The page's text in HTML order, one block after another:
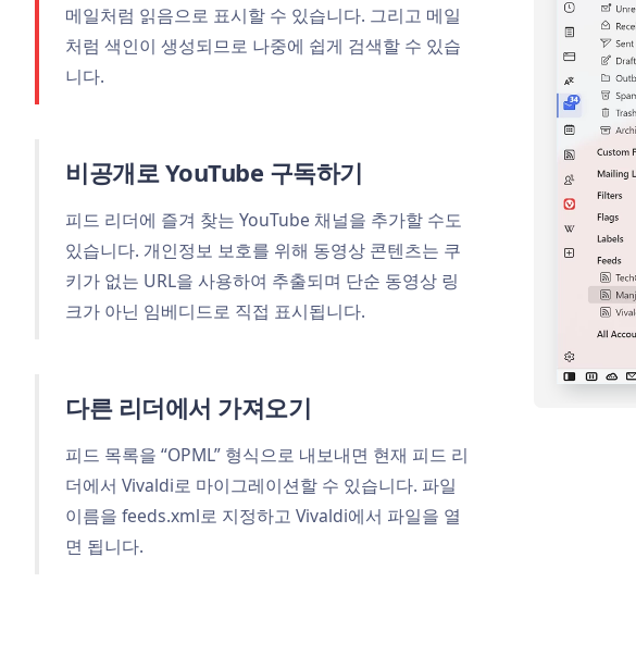
메일처럼 읽음으로 표시할 수 있습니다. 그리고 메일
처럼 색인이 생성되므로 나중에 쉽게 검색할 수 있습
니다.
비공개로 YouTube 구독하기
피드 리더에 즐겨 찾는 YouTube 채널을 추가할 수도
있습니다. 개인정보 보호를 위해 동영상 콘텐츠는 쿠
키가 없는 URL을 사용하여 추출되며 단순 동영상 링
크가 아닌 임베디드로 직접 표시됩니다.
다른 리더에서 가져오기
피드 목록을 “OPML” 형식으로 내보내면 현재 피드 리
더에서 Vivaldi로 마이그레이션할 수 있습니다. 파일
이름을 feeds.xml로 지정하고 Vivaldi에서 파일을 열
면 됩니다.